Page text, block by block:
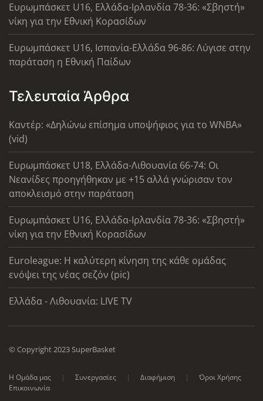
Ευρωμπάσκετ U16, Ελλάδα-Ιρλανδία 78-36: «Σβηστή»
νίκη για την Εθνική Κορασίδων
Ευρωμπάσκετ U16, Ισπανία-Ελλάδα 96-86: Λύγισε στην
παράταση η Εθνική Παίδων
Τελευταία Άρθρα
Καντέρ: «Δηλώνω επίσημα υποψήφιος για το WNBA»
(vid)
Ευρωμπάσκετ U18, Ελλάδα-Λιθουανία 66-74: Οι
Νεανίδες προηγήθηκαν με +15 αλλά γνώρισαν τον
αποκλεισμό στην παράταση
Ευρωμπάσκετ U16, Ελλάδα-Ιρλανδία 78-36: «Σβηστή»
νίκη για την Εθνική Κορασίδων
Euroleague: Η καλύτερη κίνηση της κάθε ομάδας
ενόψει της νέας σεζόν (pic)
Ελλάδα - Λιθουανία: LIVE TV
© Copyright 2023 SuperBasket
Η Ομάδα μας Συνεργασίες Διαφήμιση
Όροι Χρήσης
Επικοινωνία